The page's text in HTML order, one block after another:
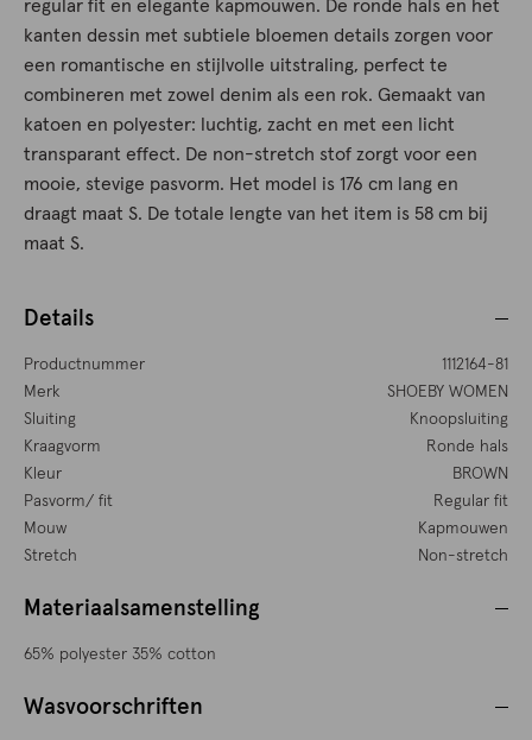
regular fit en elegante kapmouwen. De ronde hals en het
kanten dessin met subtiele bloemen details zorgen voor
een romantische en stijlvolle uitstraling, perfect te
combineren met zowel denim als een rok. Gemaakt van
katoen en polyester: luchtig, zacht en met een licht
transparant effect. De non-stretch stof zorgt voor een
mooie, stevige pasvorm. Het model is 176 cm lang en
draagt maat S. De totale lengte van het item is 58 cm bij
maat S.
Details
Productnummer
1112164-81
Merk
SHOEBY WOMEN
Sluiting
Knoopsluiting
Kraagvorm
Ronde hals
Kleur
BROWN
Pasvorm/ fit
Regular fit
Mouw
Kapmouwen
Stretch
Non-stretch
Materiaalsamenstelling
65% polyester 35% cotton
Wasvoorschriften